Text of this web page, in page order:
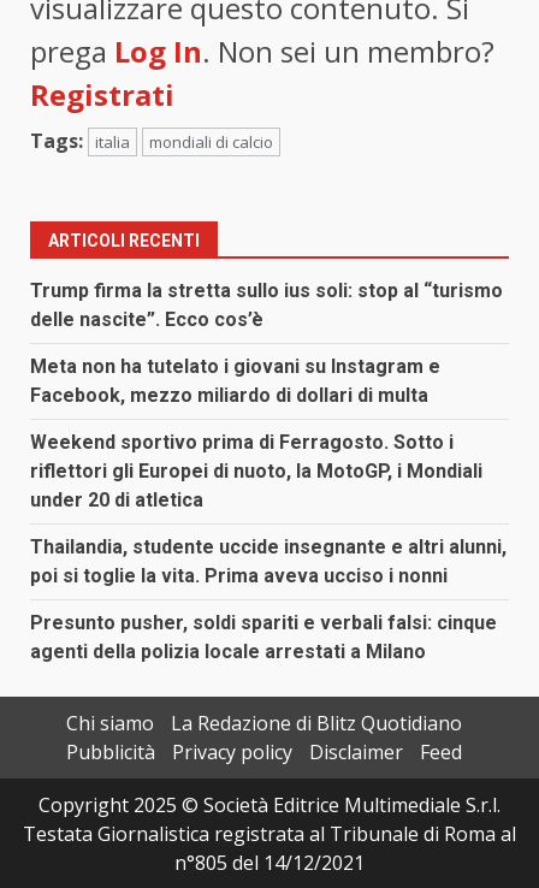
prega Log In. Non sei un membro?
Registrati
Tags: italia mondiali di calcio
ARTICOLI RECENTI
Trump firma la stretta sullo ius soli: stop al “turismo
delle nascite”. Ecco cos’è
Meta non ha tutelato i giovani su Instagram e
Facebook, mezzo miliardo di dollari di multa
Weekend sportivo prima di Ferragosto. Sotto i
riflettori gli Europei di nuoto, la MotoGP, i Mondiali
under 20 di atletica
Thailandia, studente uccide insegnante e altri alunni,
poi si toglie la vita. Prima aveva ucciso i nonni
Presunto pusher, soldi spariti e verbali falsi: cinque
agenti della polizia locale arrestati a Milano
Chi siamo
La Redazione di Blitz Quotidiano
Pubblicità
Privacy policy Disclaimer
Feed
Copyright 2025 © Società Editrice Multimediale S.r.l.
Testata Giornalistica registrata al Tribunale di Roma al
n°805 del 14/12/2021